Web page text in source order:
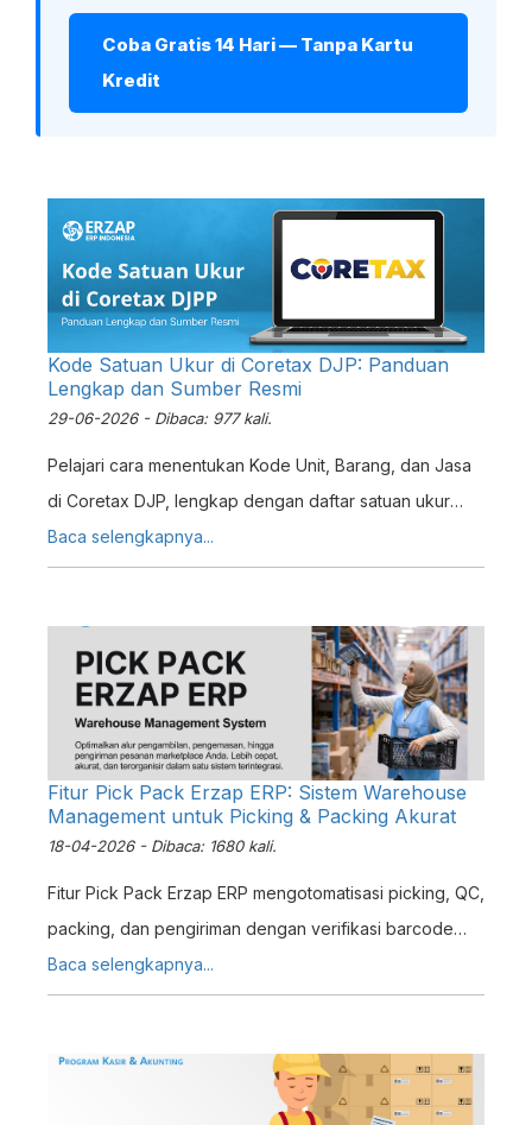
Coba Gratis 14 Hari — Tanpa Kartu
Kredit
Kode Satuan Ukur di Coretax DJP: Panduan
Lengkap dan Sumber Resmi
29-06-2026 - Dibaca: 977 kali.
Pelajari cara menentukan Kode Unit, Barang, dan Jasa
di Coretax DJP, lengkap dengan daftar satuan ukur
BKP/JKP dan cara dapatkan kode resmi terbaru dari
DJP.
Baca selengkapnya...
Fitur Pick Pack Erzap ERP: Sistem Warehouse
Management untuk Picking & Packing Akurat
18-04-2026 - Dibaca: 1680 kali.
Fitur Pick Pack Erzap ERP mengotomatisasi picking, QC,
packing, dan pengiriman dengan verifikasi barcode
real-time. Kurangi error dan tingkatkan akurasi pesanan
hingga 95%.
Baca selengkapnya...